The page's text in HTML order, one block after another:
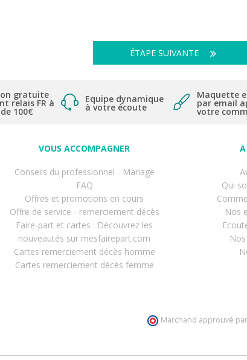
ÉTAPE SUIVANTE
gratuite
relais FR à
100€
Equipe dynamique
à votre écoute
Maquette
par email
votre
VOUS ACCOMPAGNER
Conseils du professionnel - Mariage
FAQ
Offres et promotions en cours
Offre de service - remerciement décès
Faire-part et cartes : Découvrez les
nouveautés sur mesfairepart.com
Cartes remerciement décès homme
Cartes remerciement décès femme
A
Qui
Nos
Marchand approuvé